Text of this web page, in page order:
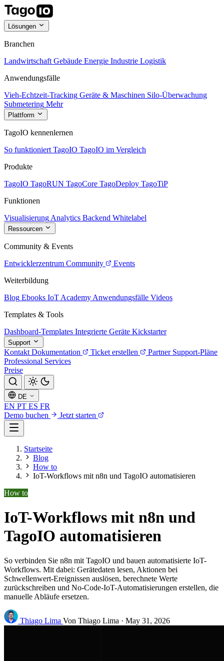
Lösungen
Branchen
Landwirtschaft Gebäude Energie Industrie Logistik
Anwendungsfälle
Vieh-Echtzeit-Tracking Geräte & Maschinen Silo-Überwachung
Submetering Mehr
Plattform
TagoIO kennenlernen
So funktioniert TagoIO TagoIO im Vergleich
Produkte
TagoIO TagoRUN TagoCore TagoDeploy TagoTiP
Funktionen
Visualisierung Analytics Backend Whitelabel
Ressourcen
Community & Events
Entwicklerzentrum Community
Events
Weiterbildung
Blog Ebooks IoT Academy Anwendungsfälle Videos
Templates & Tools
Dashboard-Templates Integrierte Geräte Kickstarter
Support
Kontakt Dokumentation Ticket erstellen Partner Support-Pläne
Professional Services
Preise
DE
EN PT ES FR
Demo buchen
Jetzt starten
Startseite
Blog
How to
IoT-Workflows mit n8n und TagoIO automatisieren
How to
IoT-Workflows mit n8n und
TagoIO automatisieren
So verbinden Sie n8n mit TagoIO und bauen automatisierte IoT-
Workflows. Mit dabei: Gerätedaten lesen, Aktionen bei
Schwellenwert-Ereignissen auslösen, berechnete Werte
zurückschreiben und No-Code-IoT-Automatisierungen erstellen, die
manuelle Abläufe ersetzen.
Thiago Lima Von Thiago Lima · May 31, 2026